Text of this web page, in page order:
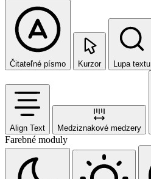
Čitateľné písmo Kurzor Lupa textu
Align Text Medziznakové medzery
Farebné moduly